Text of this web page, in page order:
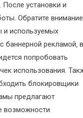
После установки и
Обратите
и используемых
рекламой‚ в
попробовать
использования.
блокировщики
предлагают
возможности